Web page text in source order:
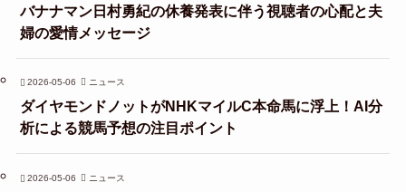
バナナマン日村勇紀の休養発表に伴う視聴者の心配と夫
婦の愛情メッセージ
2026-05-06 ニュース
ダイヤモンドノットがNHKマイルC本命馬に浮上！AI分
析による競馬予想の注目ポイント
2026-05-06 ニュース